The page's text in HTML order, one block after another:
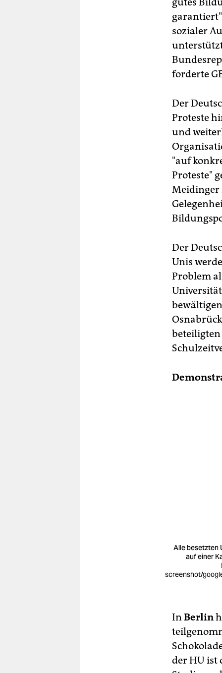
sozialer
forderte
Der
Proteste
und
"auf
Proteste"
Meidinger
Der
Unis
Problem
Alle besetzten
auf einer
screenshot/
InBerlin
der HU ist